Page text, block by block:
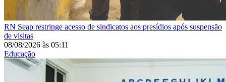
RN Seap restringe acesso de sindicatos aos presídios após suspensão
de visitas
08/08/2026 às 05:11
Educação